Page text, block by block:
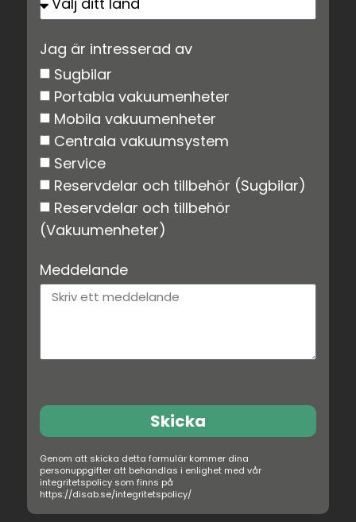
Jag är intresserad av
Sugbilar
Portabla vakuumenheter
Mobila vakuumenheter
Centrala vakuumsystem
Service
Reservdelar och tillbehör (Sugbilar)
Reservdelar och tillbehör
(Vakuumenheter)
Meddelande
Skicka